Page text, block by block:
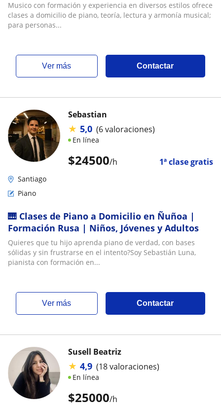
Musico con formación y experiencia en diversos estilos ofrece
clases a domicilio de piano, teoría, lectura y armonía musical;
para personas...
ver más Contactar
$24500/h 1ª clase gratis
Sebastian
★ 5,0 (6 valoraciones)
En línea
Santiago
Piano
🎹 Clases de Piano a Domicilio en Ñuñoa |
Formación Rusa | Niños, Jóvenes y Adultos
Quieres que tu hijo aprenda piano de verdad, con bases
sólidas y sin frustrarse en el intento?Soy Sebastián Luna,
pianista con formación en...
ver más Contactar
$25000/h
Susell Beatriz
★ 4,9 (18 valoraciones)
En línea